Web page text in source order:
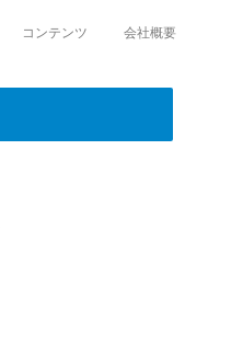
コンテンツ 会社概要